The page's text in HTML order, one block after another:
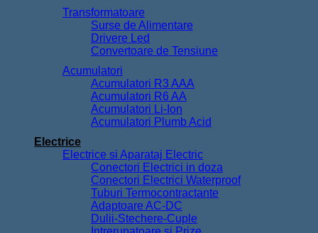
Transformatoare
Surse de Alimentare
Drivere Led
Convertoare de Tensiune
Acumulatori
Acumulatori R3 AAA
Acumulatori R6 AA
Acumulatori Li-Ion
Acumulatori Plumb Acid
Electrice
Electrice si Aparataj Electric
Conectori Electrici in doza
Conectori Electrici Waterproof
Tuburi Termocontractante
Adaptoare AC-DC
Dulii-Stechere-Cuple